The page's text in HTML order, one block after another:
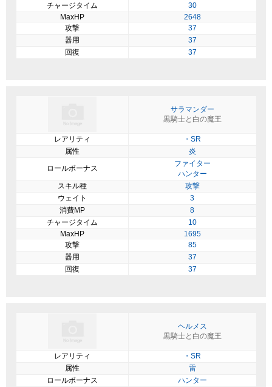
チャージタイム
30
MaxHP
2648
攻撃
37
器用
37
回復
37
サラマンダー
黒騎士と白の魔王
レアリティ
・SR
属性
炎
ロールボーナス
ファイター
ハンター
スキル種
攻撃
ウェイト
3
消費MP
8
チャージタイム
10
MaxHP
1695
攻撃
85
器用
37
回復
37
ヘルメス
黒騎士と白の魔王
レアリティ
・SR
属性
雷
ロールボーナス
ハンター